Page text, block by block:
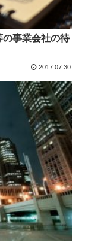
の事業会社の待
2017.07.30